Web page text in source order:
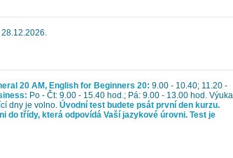
28.12.2026.
20 AM, English for Beginners 20: 9.00 - 10.40; 11.20 -
Po - Čt: 9.00 - 15.40 hod.; Pá: 9.00 - 13.00 hod. Výuka
dny je volno. Úvodní test budete psát první den kurzu.
do třídy, která odpovídá Vaší jazykové úrovni. Test je